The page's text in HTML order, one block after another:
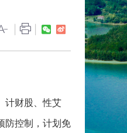
计财股、性艾
防控制，计划免